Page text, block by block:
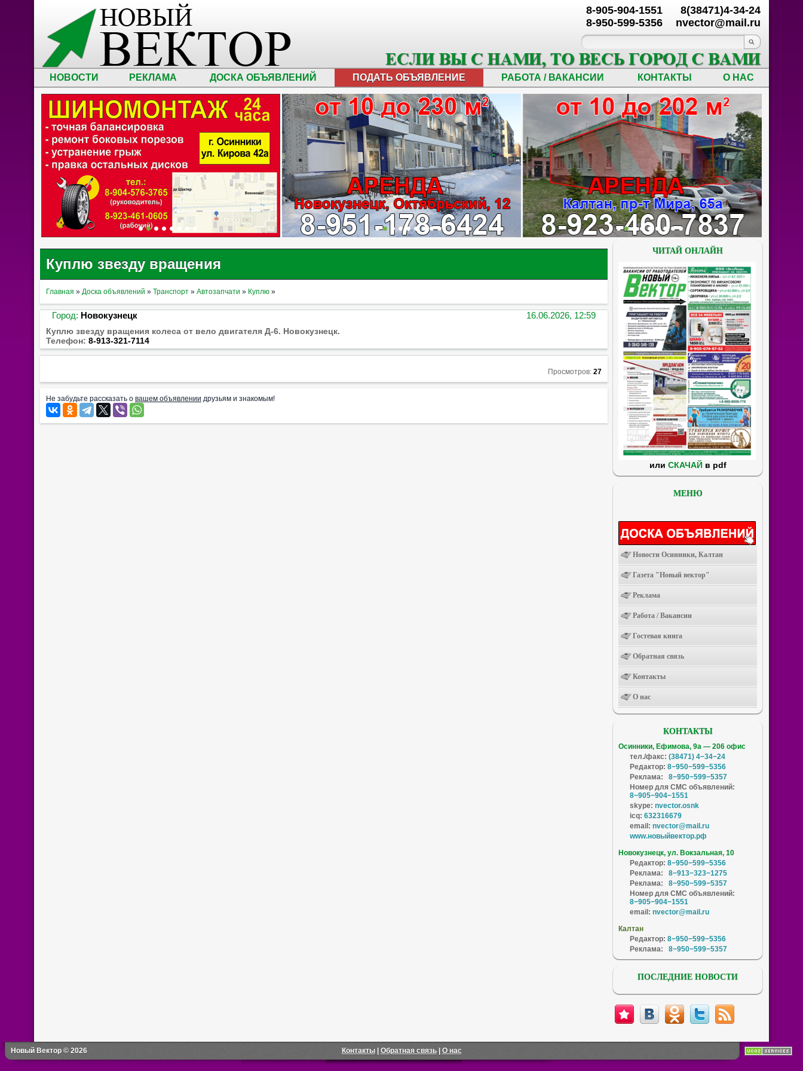
8(38471)4-34-24
nvector@mail.ru
8-905-904-1551
8-950-599-5356
НОВОСТИ РЕКЛАМА ДОСКА ОБЪЯВЛЕНИЙ ПОДАТЬ ОБЪЯВЛЕНИЕ РАБОТА / ВАКАНСИИ КОНТАКТЫ О НАС
Куплю звезду вращения
Главная » Доска объявлений » Транспорт » Автозапчати » Куплю »
Город: Новокузнецк 16.06.2026, 12:59
Куплю звезду вращения колеса от вело двигателя Д-6. Новокузнецк.
Телефон: 8-913-321-7114
Просмотров: 27
Не забудьте рассказать о вашем объявлении друзьям и знакомым!
ЧИТАЙ ОНЛАЙН
или СКАЧАЙв pdf
МЕНЮ
Новости Осинники, Калтан
Газета "Новый вектор"
Реклама
Работа / Вакансии
Гостевая книга
Обратная связь
Контакты
О нас
КОНТАКТЫ
Осинники, Ефимова, 9а — 206 офис
тел./факс: (38471) 4−34−24
Редактор: 8−950−599−5356
Реклама:
8−950−599−5357
Номер для СМС объявлений:
8−905−904−1551
skype: nvector.osnk
icq: 632316679
email: nvector@mail.ru
www.новыйвектор.рф
Новокузнецк, ул. Вокзальная, 10
Редактор: 8−950−599−5356
Реклама:
8−913−323−1275
Реклама:
8−950−599−5357
Номер для СМС объявлений:
8−905−904−1551
email: nvector@mail.ru
Калтан
Редактор: 8−950−599−5356
Реклама:
8−950−599−5357
ПОСЛЕДНИЕ НОВОСТИ
Новый Вектор © 2026 Контакты| Обратная связь| О нас